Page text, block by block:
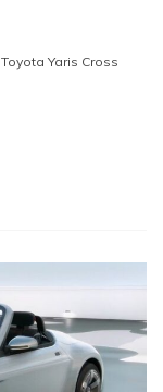
Toyota Yaris Cross